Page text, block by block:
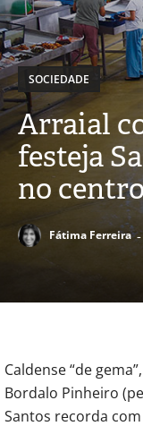
SOCIEDADE
Arraial
festeja
no
Fátima Ferreira -
Caldense “de
Bordalo Pinheiro
Santos recorda